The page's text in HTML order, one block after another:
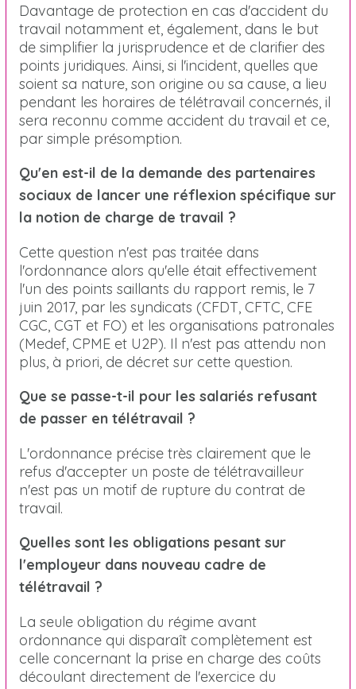
Davantage de protection en cas d'accident du
travail notamment et, également, dans le but
de simplifier la jurisprudence et de clarifier des
points juridiques. Ainsi, si l'incident, quelles que
soient sa nature, son origine ou sa cause, a lieu
pendant les horaires de télétravail concernés, il
sera reconnu comme accident du travail et ce,
par simple présomption.
Qu'en est-il de la demande des partenaires
sociaux de lancer une réflexion spécifique sur
la notion de charge de travail ?
Cette question n'est pas traitée dans
l'ordonnance alors qu'elle était effectivement
l'un des points saillants du rapport remis, le 7
juin 2017, par les syndicats (CFDT, CFTC, CFE
CGC, CGT et FO) et les organisations patronales
(Medef, CPME et U2P). Il n'est pas attendu non
plus, à priori, de décret sur cette question.
Que se passe-t-il pour les salariés refusant
de passer en télétravail ?
L'ordonnance précise très clairement que le
refus d'accepter un poste de télétravailleur
n'est pas un motif de rupture du contrat de
travail.
Quelles sont les obligations pesant sur
l'employeur dans nouveau cadre de
télétravail ?
La seule obligation du régime avant
ordonnance qui disparaît complètement est
celle concernant la prise en charge des coûts
découlant directement de l'exercice du